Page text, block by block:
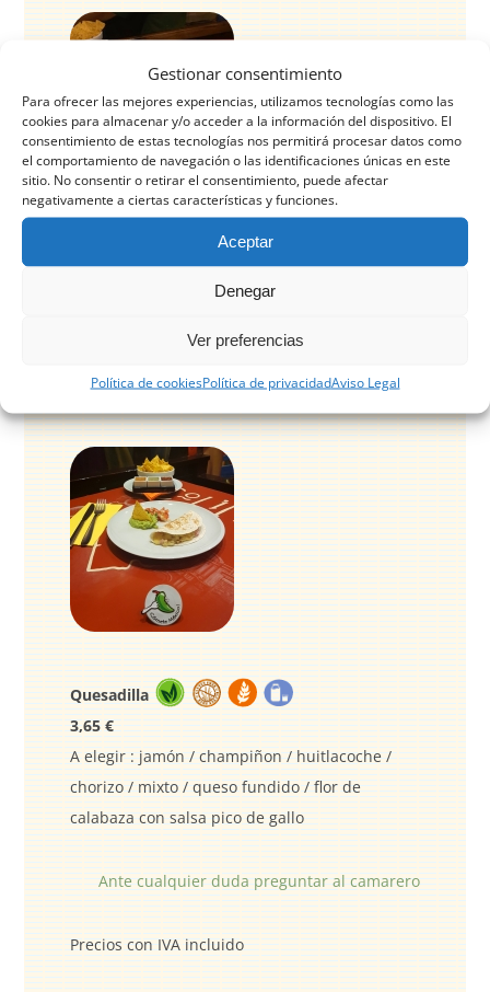
Gestionar consentimiento
Para ofrecer las mejores experiencias, utilizamos tecnologías como las
cookies para almacenar y/o acceder a la información del dispositivo. El
consentimiento de estas tecnologías nos permitirá procesar datos como
el comportamiento de navegación o las identificaciones únicas en este
sitio. No consentir o retirar el consentimiento, puede afectar
negativamente a ciertas características y funciones.
Aceptar
Denegar
Ver preferencias
Política de cookiesPolítica de privacidadAviso Legal
queso fundido a la plancha
Quesadilla
3,65 €
A elegir : jamón / champiñon / huitlacoche /
chorizo / mixto / queso fundido / flor de
calabaza con salsa pico de gallo
Ante cualquier duda preguntar al camarero
Precios con IVA incluido